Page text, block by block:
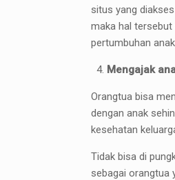
situs yang
maka hal tersebut
pertumbuhan
Mengajak
Orangtua bisa
dengan anak
kesehatan
Tidak bisa di
sebagai orangtua